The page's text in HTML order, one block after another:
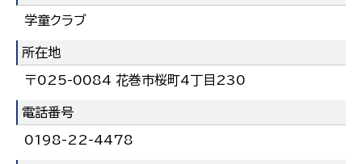
学童クラブ
所在地
〒025-0084 花巻市桜町4丁目230
電話番号
0198-22-4478